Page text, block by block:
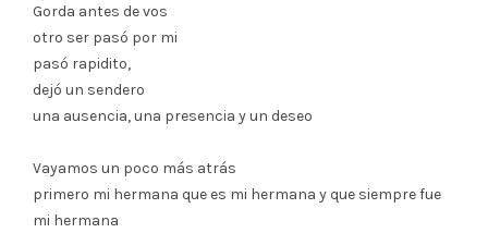
Gorda antes de vos
otro ser pasó por mi
pasó rapidito,
dejó un sendero
una ausencia, una presencia y un deseo
Vayamos un poco más atrás
primero mi hermana que es mi hermana y que siempre fue
mi hermana